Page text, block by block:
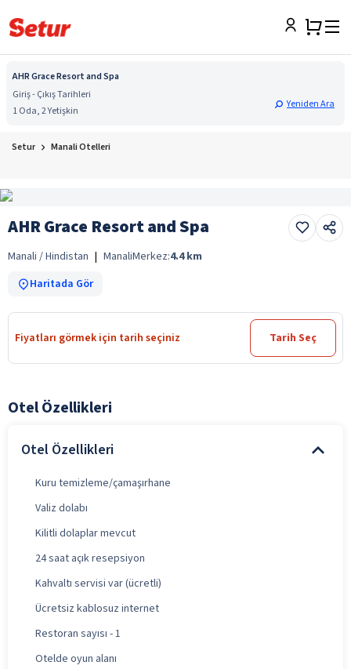
AHR Grace Resort and Spa
Giriş - Çıkış Tarihleri
1 Oda, 2 Yetişkin
Yeniden Ara
Setur Manali Otelleri
AHR Grace Resort and Spa
Manali / Hindistan | ManaliMerkez:4.4 km
Haritada Gör
Fiyatları görmek için tarih seçiniz Tarih Seç
Otel Özellikleri
Otel Özellikleri
Kuru temizleme/çamaşırhane
Valiz dolabı
Kilitli dolaplar mevcut
24 saat açık resepsiyon
Kahvaltı servisi var (ücretli)
Ücretsiz kablosuz internet
Restoran sayısı - 1
Otelde oyun alanı